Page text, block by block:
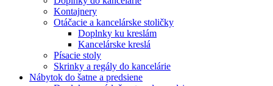
Kontajnery
Otáčacie a kancelárske stoličky
Doplnky ku kreslám
Kancelárske kreslá
Písacie stoly
Skrinky a regály do kancelárie
Nábytok do šatne a predsiene